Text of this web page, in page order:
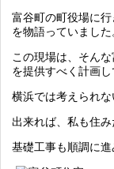
富谷町の町役場に
を物語っていました
この現場は、そん
を提供すべく計画
横浜では考えられな
出来れば、私も住み
基礎工事も順調に進